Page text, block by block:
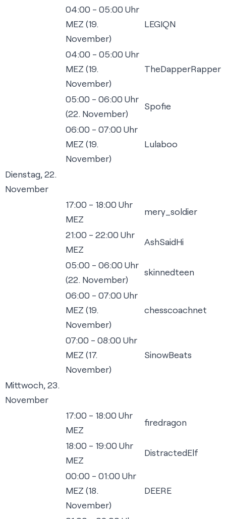
04:00 - 05:00 Uhr
MEZ (19.
November)
LEGIQN
04:00 - 05:00 Uhr
MEZ (19.
November)
TheDapperRapper
05:00 - 06:00 Uhr
(22. November)
Spofie
06:00 - 07:00 Uhr
MEZ (19.
November)
Lulaboo
Dienstag, 22.
November
17:00 - 18:00 Uhr
MEZ
mery_soldier
21:00 - 22:00 Uhr
MEZ
AshSaidHi
05:00 - 06:00 Uhr
(22. November)
skinnedteen
06:00 - 07:00 Uhr
MEZ (19.
November)
chesscoachnet
07:00 - 08:00 Uhr
MEZ (17.
November)
SinowBeats
Mittwoch, 23.
November
17:00 - 18:00 Uhr
MEZ
firedragon
18:00 - 19:00 Uhr
MEZ
DistractedElf
00:00 - 01:00 Uhr
MEZ (18.
November)
DEERE